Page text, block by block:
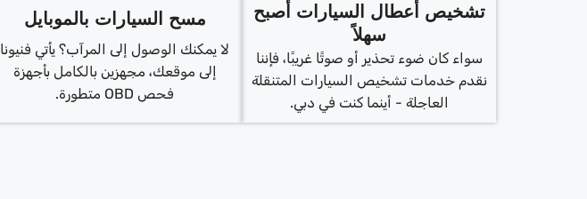
تشخيص أعطال السيارات أصبح
سهلاً
سواء كان ضوء تحذير أو صوتًا غريبًا، فإننا
نقدم خدمات تشخيص السيارات المتنقلة
العاجلة - أينما كنت في دبي.
مسح السيارات بالموبايل
لا يمكنك الوصول إلى المرآب؟ يأتي فنيونا
إلى موقعك، مجهزين بالكامل بأجهزة
فحص OBD متطورة.